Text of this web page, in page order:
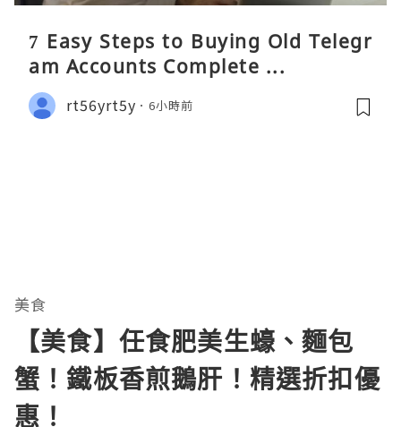
7 Easy Steps to Buying Old Telegr
am Accounts Complete ...
rt56yrt5y 6小時前
美食
【美食】任食肥美生蠔、麵包
蟹！鐵板香煎鵝肝！精選折扣優
惠！